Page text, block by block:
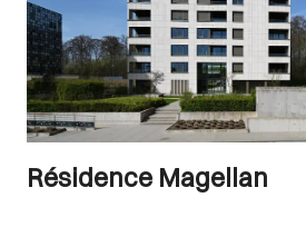
Résidence Magellan